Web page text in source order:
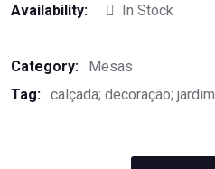
Availability: In Stock
Category:
Mesas
Tag: calçada; decoração; jardim